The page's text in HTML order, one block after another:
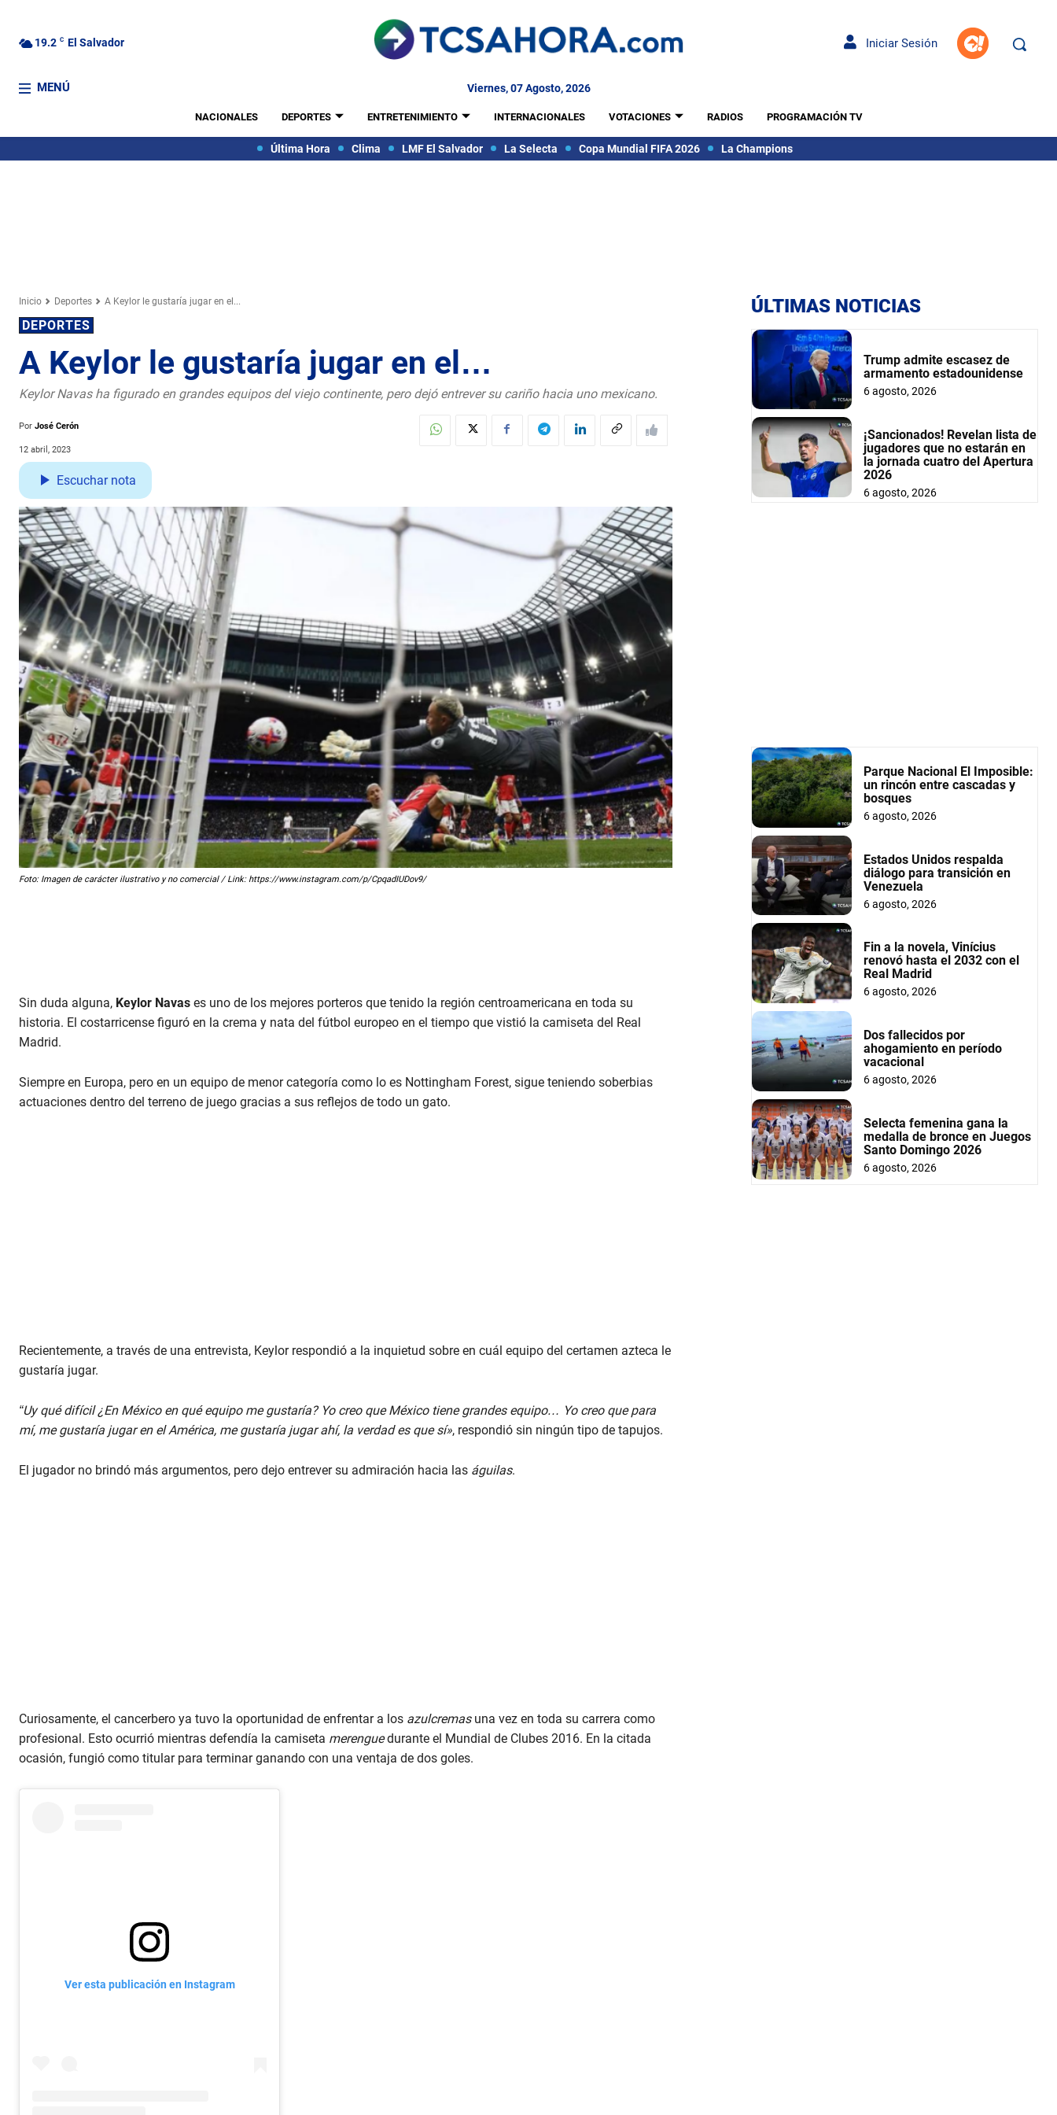
19.2 C El Salvador Iniciar Sesión
MENÚ Viernes, 07 Agosto, 2026
NACIONALES DEPORTES ENTRETENIMIENTO INTERNACIONALES VOTACIONES RADIOS PROGRAMACIÓN TV
Última Hora Clima LMF El Salvador La Selecta Copa Mundial FIFA 2026 La Champions
Inicio Deportes A Keylor le gustaría jugar en el...
DEPORTES
A Keylor le gustaría jugar en el…
Keylor Navas ha figurado en grandes equipos del viejo continente, pero dejó entrever su cariño hacia uno mexicano.
Por José Cerón
12 abril, 2023
Escuchar nota
Foto: Imagen de carácter ilustrativo y no comercial / Link: https://www.instagram.com/p/CpqadIUDov9/
Sin duda alguna, Keylor Navas es uno de los mejores porteros que tenido la región centroamericana en toda su
historia. El costarricense figuró en la crema y nata del fútbol europeo en el tiempo que vistió la camiseta del Real
Madrid.
Siempre en Europa, pero en un equipo de menor categoría como lo es Nottingham Forest, sigue teniendo soberbias
actuaciones dentro del terreno de juego gracias a sus reflejos de todo un gato.
Recientemente, a través de una entrevista, Keylor respondió a la inquietud sobre en cuál equipo del certamen azteca le
gustaría jugar.
“Uy qué difícil ¿En México en qué equipo me gustaría? Yo creo que México tiene grandes equipo… Yo creo que para
mí, me gustaría jugar en el América, me gustaría jugar ahí, la verdad es que sí», respondió sin ningún tipo de tapujos.
El jugador no brindó más argumentos, pero dejo entrever su admiración hacia las águilas.
Curiosamente, el cancerbero ya tuvo la oportunidad de enfrentar a los azulcremasuna vez en toda su carrera como
profesional. Esto ocurrió mientras defendía la camiseta merenguedurante el Mundial de Clubes 2016. En la citada
ocasión, fungió como titular para terminar ganando con una ventaja de dos goles.
Ver esta publicación en Instagram
ÚLTIMAS NOTICIAS
Trump admite escasez de
armamento estadounidense
6 agosto, 2026
¡Sancionados! Revelan lista de
jugadores que no estarán en
la jornada cuatro del Apertura
2026
6 agosto, 2026
Parque Nacional El Imposible:
un rincón entre cascadas y
bosques
6 agosto, 2026
Estados Unidos respalda
diálogo para transición en
Venezuela
6 agosto, 2026
Fin a la novela, Vinícius
renovó hasta el 2032 con el
Real Madrid
6 agosto, 2026
Dos fallecidos por
ahogamiento en período
vacacional
6 agosto, 2026
Selecta femenina gana la
medalla de bronce en Juegos
Santo Domingo 2026
6 agosto, 2026